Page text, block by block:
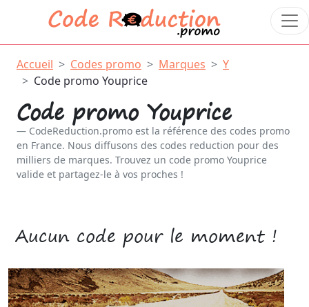
Accueil Codes promo Marques
Y
Code promo Youprice
Code promo Youprice
CodeReduction.promo est la référence des codes promo
en France. Nous diffusons des codes reduction pour des
milliers de marques. Trouvez un code promo Youprice
valide et partagez-le à vos proches !
Aucun code pour le moment !